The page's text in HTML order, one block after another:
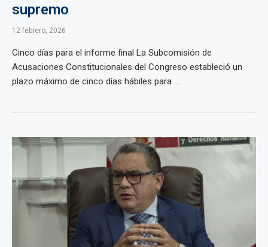
supremo
12 febrero, 2026
Cinco días para el informe final La Subcomisión de
Acusaciones Constitucionales del Congreso estableció un
plazo máximo de cinco días hábiles para ...